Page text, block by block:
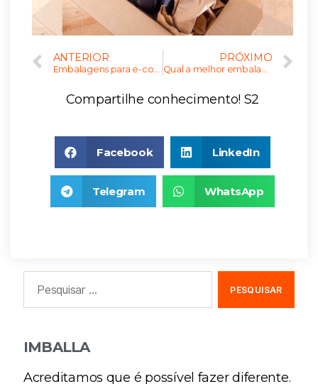
ANTERIOR
Embalagens para e-commerce sustentável
PRÓXIMO
Qual a melhor embalagem para mercado livre, amazon e shoppe?
Compartilhe conhecimento! S2
Facebook LinkedIn
Telegram WhatsApp
IMBALLA
Acreditamos que é possível fazer diferente.